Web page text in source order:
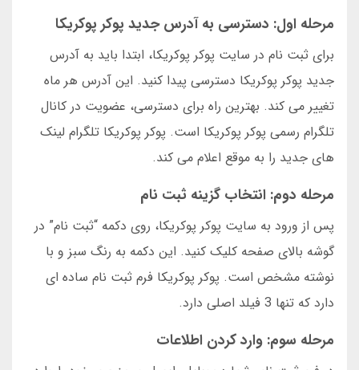
مرحله اول: دسترسی به آدرس جدید پوکر پوکریکا
برای ثبت نام در سایت پوکر پوکریکا، ابتدا باید به آدرس
جدید پوکر پوکریکا دسترسی پیدا کنید. این آدرس هر ماه
تغییر می کند. بهترین راه برای دسترسی، عضویت در کانال
تلگرام رسمی پوکر پوکریکا است. پوکر پوکریکا تلگرام لینک
های جدید را به موقع اعلام می کند.
مرحله دوم: انتخاب گزینه ثبت نام
پس از ورود به سایت پوکر پوکریکا، روی دکمه “ثبت نام” در
گوشه بالای صفحه کلیک کنید. این دکمه به رنگ سبز و با
نوشته مشخص است. پوکر پوکریکا فرم ثبت نام ساده ای
دارد که تنها 3 فیلد اصلی دارد.
مرحله سوم: وارد کردن اطلاعات